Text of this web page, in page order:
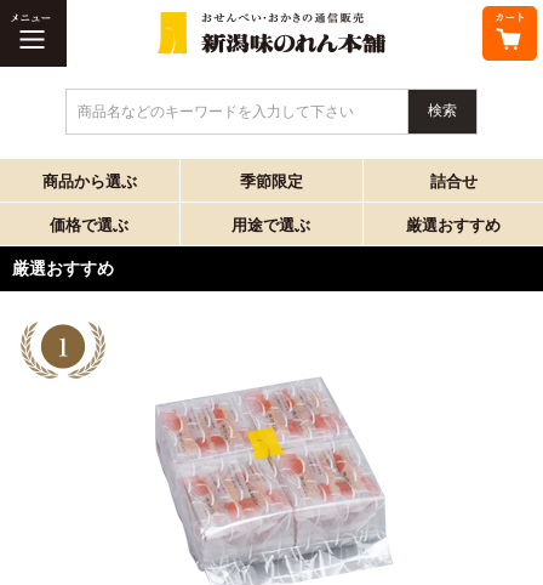
商品名などのキーワードを入力して下さい
商品から選ぶ 季節限定 詰合せ
価格で選ぶ 用途で選ぶ 厳選おすすめ
厳選おすすめ